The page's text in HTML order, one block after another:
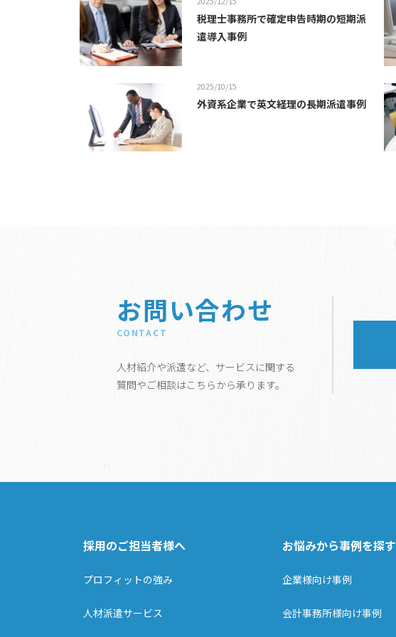
税理士事務所で確定申告時期の短期派
遣導入事例
2025/10/15
外資系企業で英文経理の長期派遣事例
お問い合わせ
CONTACT
人材紹介や派遣など、サービスに関する
質問やご相談はこちらから承ります。
採用のご担当者様へ
プロフィットの強み
人材派遣サービス
お悩みから事例を探す
企業様向け事例
会計事務所様向け事例